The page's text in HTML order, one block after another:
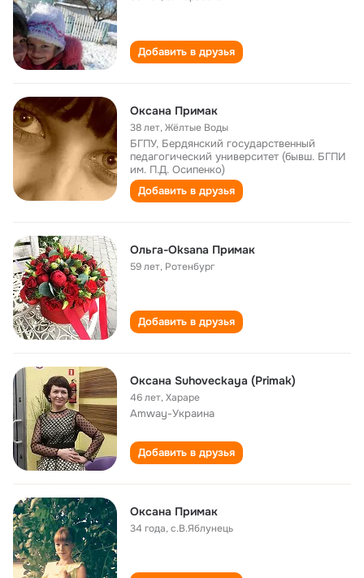
Добавить в друзья
Оксана Примак
38 лет,Жёлтые Воды
БГПУ, Бердянский государственный
педагогический университет (бывш. БГПИ
им. П.Д. Осипенко)
Добавить в друзья
Ольга-Oksana Примак
59 лет, Ротенбург
Добавить в друзья
Оксана Suhoveckaya (Primak)
46 лет,Хараре
Amway-Украина
Добавить в друзья
Оксана Примак
34 года,с.В.Яблунець